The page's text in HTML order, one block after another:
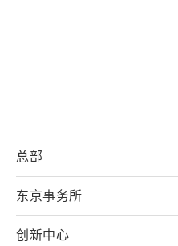
总部
东京事务所
创新中心